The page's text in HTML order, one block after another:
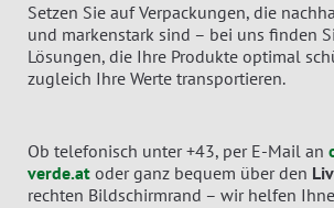
Setzen Sie auf Verpackungen, die
und markenstark sind – bei uns finden
Lösungen, die Ihre Produkte optimal
zugleich Ihre Werte transportieren.
Ob telefonisch unter +43, per E-Mail an
verde.at oder ganz bequem über den
rechten Bildschirmrand – wir helfen